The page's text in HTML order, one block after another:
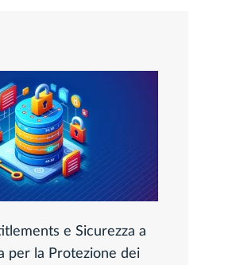
e Sicurezza a
per la Protezione dei